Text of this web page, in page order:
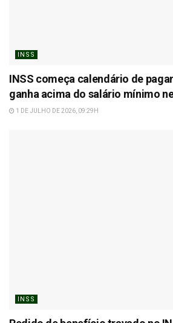
INSS
INSS começa calendário de
ganha acima do salário mínimo
1 DE JULHO DE 2026, 09:29H
INSS